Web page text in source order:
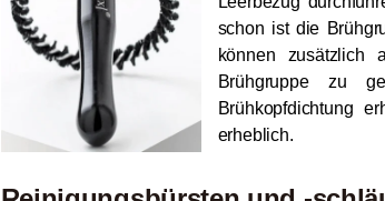
schon ist die
können zusätzlich
Brühgruppe zu
Brühkopfdichtung
erheblich.